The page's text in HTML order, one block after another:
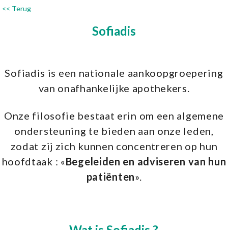
<< Terug
Sofiadis
Sofiadis is een nationale aankoopgroepering
van onafhankelijke apothekers.
Onze filosofie bestaat erin om een algemene
ondersteuning te bieden aan onze leden,
zodat zij zich kunnen concentreren op hun
hoofdtaak : «Begeleiden en adviseren van hun
patiënten».